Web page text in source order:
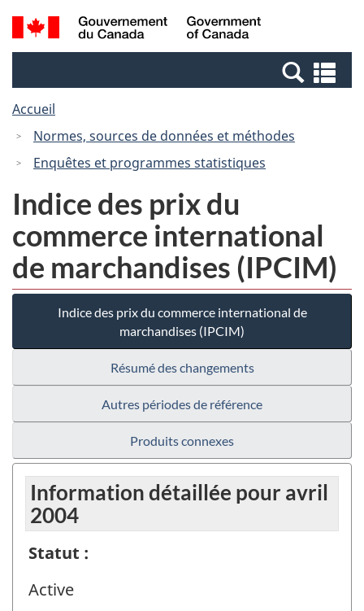
Passer
au
Passer
à
Canada
Recherche
et
et
Accueil
Normes, sources de données et méthodes
Enquêtes et programmes statistiques
Indice des prix du
commerce international
de marchandises (IPCIM)
Indice des prix du commerce international de
marchandises (IPCIM)
Résumé des changements
Autres périodes de référence
Produits connexes
Information détaillée pour avril
2004
Statut :
Active